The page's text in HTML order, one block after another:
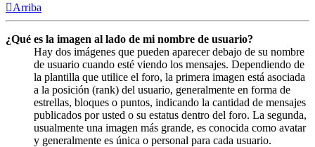
Arriba
¿Qué es la imagen al lado de mi nombre de usuario?
Hay dos imágenes que pueden aparecer debajo de su nombre
de usuario cuando esté viendo los mensajes. Dependiendo de
la plantilla que utilice el foro, la primera imagen está asociada
a la posición (rank) del usuario, generalmente en forma de
estrellas, bloques o puntos, indicando la cantidad de mensajes
publicados por usted o su estatus dentro del foro. La segunda,
usualmente una imagen más grande, es conocida como avatar
y generalmente es única o personal para cada usuario.